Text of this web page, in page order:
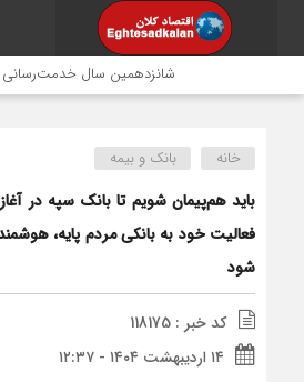
شانزدهمین سال خدمت‌رسانی
خانه بانک و بیمه
باید هم‌پیمان شویم تا بانک سپه در
فعالیت خود به بانکی مردم پایه،
شود
کد خبر : 118175
۱۴ اردیبهشت ۱۴۰۴ - ۱۲:۳۷